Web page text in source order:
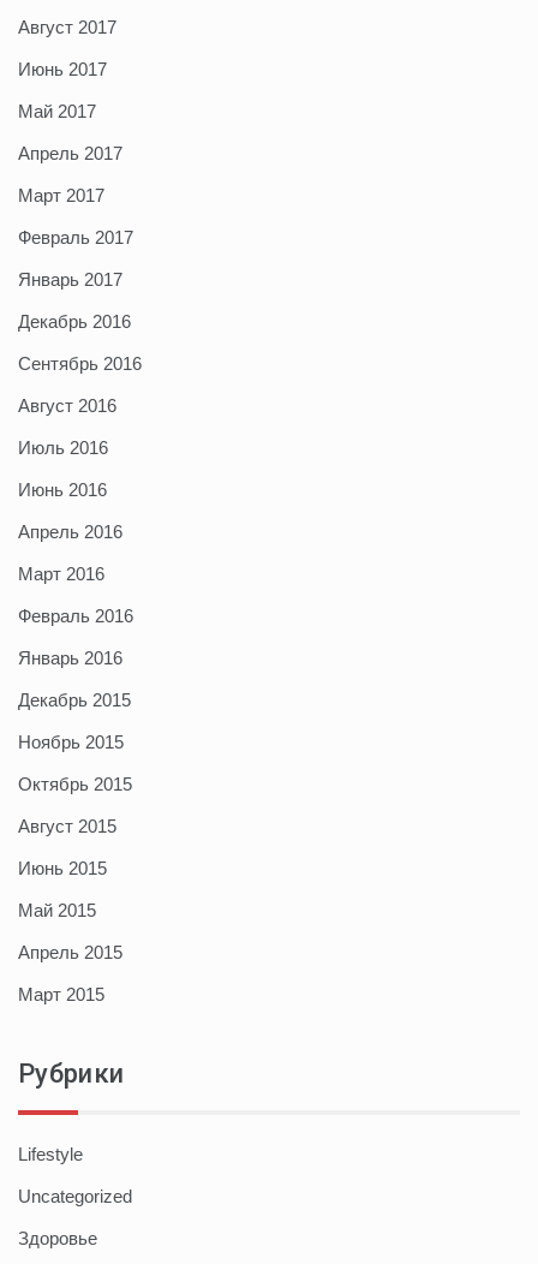
Август 2017
Июнь 2017
Май 2017
Апрель 2017
Март 2017
Февраль 2017
Январь 2017
Декабрь 2016
Сентябрь 2016
Август 2016
Июль 2016
Июнь 2016
Апрель 2016
Март 2016
Февраль 2016
Январь 2016
Декабрь 2015
Ноябрь 2015
Октябрь 2015
Август 2015
Июнь 2015
Май 2015
Апрель 2015
Март 2015
Рубрики
Lifestyle
Uncategorized
Здоровье